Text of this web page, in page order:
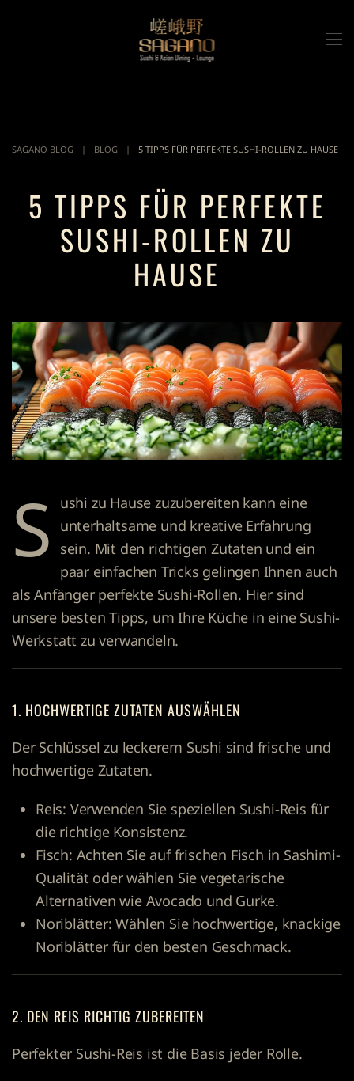
Zum Hauptinhalt springen
SAGANO BLOG BLOG 5 TIPPS FÜR PERFEKTE SUSHI-ROLLEN ZU HAUSE
5 TIPPS FÜR PERFEKTE
SUSHI-ROLLEN ZU
HAUSE
S
ushi zu Hause zuzubereiten kann eine
unterhaltsame und kreative Erfahrung
sein. Mit den richtigen Zutaten und ein
paar einfachen Tricks gelingen Ihnen auch
als Anfänger perfekte Sushi-Rollen. Hier sind
unsere besten Tipps, um Ihre Küche in eine Sushi-
Werkstatt zu verwandeln.
1. HOCHWERTIGE ZUTATEN AUSWÄHLEN
Der Schlüssel zu leckerem Sushi sind frische und
hochwertige Zutaten.
Reis: Verwenden Sie speziellen Sushi-Reis für
die richtige Konsistenz.
Fisch: Achten Sie auf frischen Fisch in Sashimi-
Qualität oder wählen Sie vegetarische
Alternativen wie Avocado und Gurke.
Noriblätter: Wählen Sie hochwertige, knackige
Noriblätter für den besten Geschmack.
2. DEN REIS RICHTIG ZUBEREITEN
Perfekter Sushi-Reis ist die Basis jeder Rolle.